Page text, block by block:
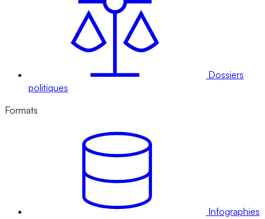
Dossiers
politiques
Formats
Infographies